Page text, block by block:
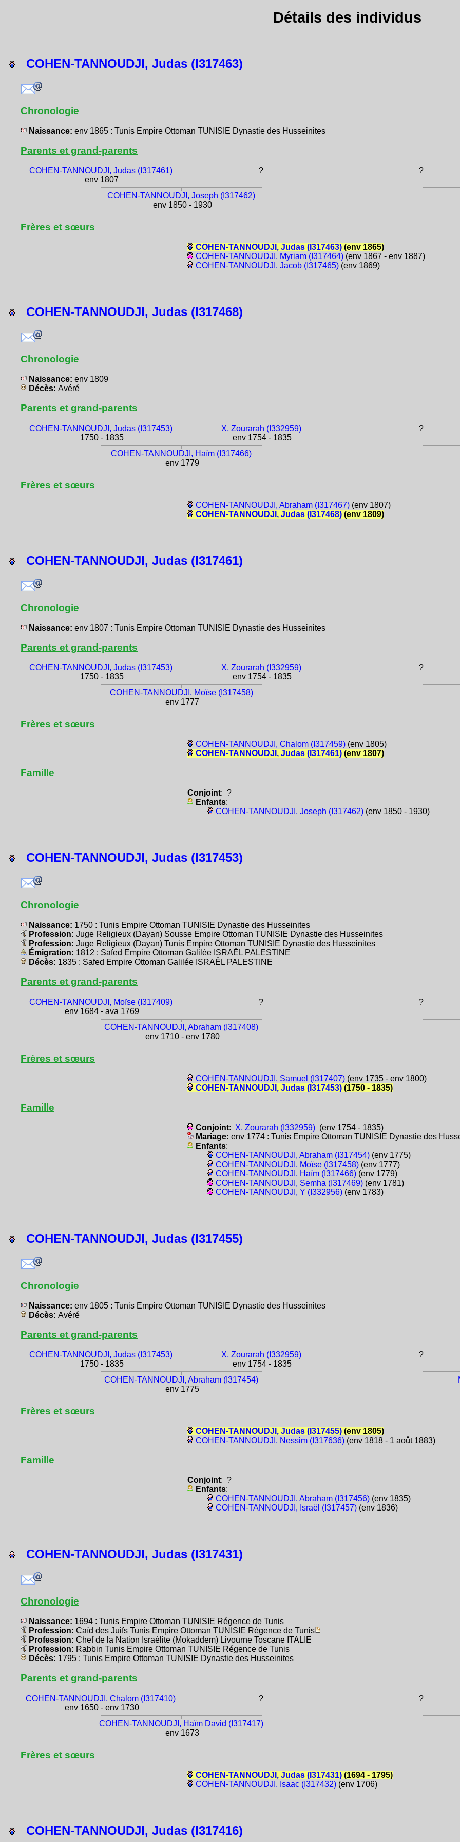
Détails des individus
COHEN-TANNOUDJI, Judas (I317463)
Chronologie
Naissance: env 1865 : Tunis Empire Ottoman TUNISIE Dynastie des Husseinites
Parents et grand-parents
COHEN-TANNOUDJI, Judas (I317461)
env 1807
? ?
COHEN-TANNOUDJI, Joseph (I317462)
env 1850 - 1930
Frères et sœurs
COHEN-TANNOUDJI, Judas (I317463) (env 1865)
COHEN-TANNOUDJI, Myriam (I317464) (env 1867 - env 1887)
COHEN-TANNOUDJI, Jacob (I317465) (env 1869)
COHEN-TANNOUDJI, Judas (I317468)
Chronologie
Naissance: env 1809
Décès: Avéré
Parents et grand-parents
COHEN-TANNOUDJI, Judas (I317453)
1750 - 1835
X, Zourarah (I332959)
env 1754 - 1835
?
COHEN-TANNOUDJI, Haïm (I317466)
env 1779
Frères et sœurs
COHEN-TANNOUDJI, Abraham (I317467) (env 1807)
COHEN-TANNOUDJI, Judas (I317468) (env 1809)
COHEN-TANNOUDJI, Judas (I317461)
Chronologie
Naissance: env 1807 : Tunis Empire Ottoman TUNISIE Dynastie des Husseinites
Parents et grand-parents
COHEN-TANNOUDJI, Judas (I317453)
1750 - 1835
X, Zourarah (I332959)
env 1754 - 1835
?
COHEN-TANNOUDJI, Moïse (I317458)
env 1777
Frères et sœurs
COHEN-TANNOUDJI, Chalom (I317459) (env 1805)
COHEN-TANNOUDJI, Judas (I317461) (env 1807)
Famille
Conjoint: ?
Enfants:
COHEN-TANNOUDJI, Joseph (I317462) (env 1850 - 1930)
COHEN-TANNOUDJI, Judas (I317453)
Chronologie
Naissance: 1750 : Tunis Empire Ottoman TUNISIE Dynastie des Husseinites
Profession: Juge Religieux (Dayan) Sousse Empire Ottoman TUNISIE Dynastie des Husseinites
Profession: Juge Religieux (Dayan) Tunis Empire Ottoman TUNISIE Dynastie des Husseinites
Émigration: 1812 : Safed Empire Ottoman Galilée ISRAËL PALESTINE
Décès: 1835 : Safed Empire Ottoman Galilée ISRAËL PALESTINE
Parents et grand-parents
COHEN-TANNOUDJI, Moïse (I317409)
env 1684 - ava 1769
? ?
COHEN-TANNOUDJI, Abraham (I317408)
env 1710 - env 1780
Frères et sœurs
COHEN-TANNOUDJI, Samuel (I317407) (env 1735 - env 1800)
COHEN-TANNOUDJI, Judas (I317453) (1750 - 1835)
Famille
Conjoint: X, Zourarah (I332959) (env 1754 - 1835)
Mariage:env 1774 : Tunis Empire Ottoman TUNISIE Dynastie des
Enfants:
COHEN-TANNOUDJI, Abraham (I317454) (env 1775)
COHEN-TANNOUDJI, Moïse (I317458) (env 1777)
COHEN-TANNOUDJI, Haïm (I317466) (env 1779)
COHEN-TANNOUDJI, Semha (I317469) (env 1781)
COHEN-TANNOUDJI, Y (I332956) (env 1783)
COHEN-TANNOUDJI, Judas (I317455)
Chronologie
Naissance: env 1805 : Tunis Empire Ottoman TUNISIE Dynastie des Husseinites
Décès: Avéré
Parents et grand-parents
COHEN-TANNOUDJI, Judas (I317453)
1750 - 1835
X, Zourarah (I332959)
env 1754 - 1835
?
COHEN-TANNOUDJI, Abraham (I317454)
env 1775
Frères et sœurs
COHEN-TANNOUDJI, Judas (I317455) (env 1805)
COHEN-TANNOUDJI, Nessim (I317636) (env 1818 - 1 août 1883)
Famille
Conjoint: ?
Enfants:
COHEN-TANNOUDJI, Abraham (I317456) (env 1835)
COHEN-TANNOUDJI, Israël (I317457) (env 1836)
COHEN-TANNOUDJI, Judas (I317431)
Chronologie
Naissance: 1694 : Tunis Empire Ottoman TUNISIE Régence de Tunis
Profession: Caïd des Juifs Tunis Empire Ottoman TUNISIE Régence de Tunis
Profession: Chef de la Nation Israélite (Mokaddem) Livourne Toscane ITALIE
Profession: Rabbin Tunis Empire Ottoman TUNISIE Régence de Tunis
Décès: 1795 : Tunis Empire Ottoman TUNISIE Dynastie des Husseinites
Parents et grand-parents
COHEN-TANNOUDJI, Chalom (I317410)
env 1650 - env 1730
? ?
COHEN-TANNOUDJI, Haïm David (I317417)
env 1673
Frères et sœurs
COHEN-TANNOUDJI, Judas (I317431) (1694 - 1795)
COHEN-TANNOUDJI, Isaac (I317432) (env 1706)
COHEN-TANNOUDJI, Judas (I317416)